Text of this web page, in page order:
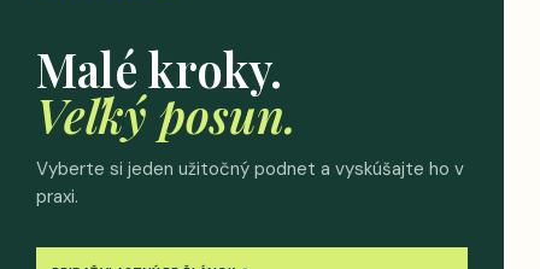
Malé kroky.
Veľký posun.
Vyberte si jeden užitočný podnet a vyskúšajte ho v
praxi.